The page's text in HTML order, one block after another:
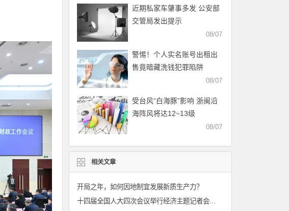
近期私家车肇事多发 公安部
交管局发出提示
08/07
警惕！个人实名账号出租出
售竟暗藏洗钱犯罪陷阱
08/07
受台风“白海豚”影响 浙闽沿
海阵风将达12~13级
08/07
相关文章
开局之年，如何因地制宜发展新质生产力？
十四届全国人大四次会议举行经济主题记者会：锚定发展目标 释放政策红利